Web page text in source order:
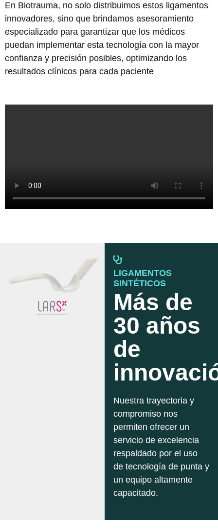
En Biotrauma, no solo distribuimos estos ligamentos
innovadores, sino que brindamos asesoramiento
especializado para garantizar que los médicos
puedan implementar esta tecnología con la mayor
confianza y precisión posibles, optimizando los
resultados clínicos para cada paciente
LIGAMENTOS
SINTÉTICOS
Más de
30 años
de
Nuestra trayectoria y
compromiso nos
permiten ofrecer un
servicio de excelencia
respaldado por el uso
de tecnología de punta y
un equipo altamente
capacitado.